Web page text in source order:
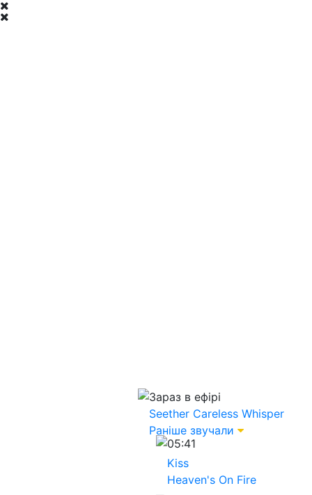
Зараз в ефірі
Seether Careless Whisper
Раніше звучали
05:41
Kiss
Heaven's On Fire